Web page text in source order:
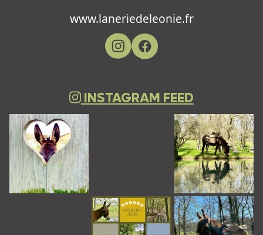
www.laneriedeleonie.fr
INSTAGRAM FEED